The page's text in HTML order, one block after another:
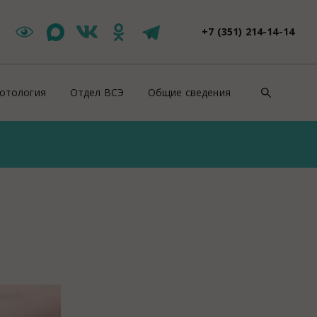
+7 (351) 214-14-14
ситуация
Отдел ВСЭ
Новости ВСЭ
Общие сведения
Нормативно-правовые